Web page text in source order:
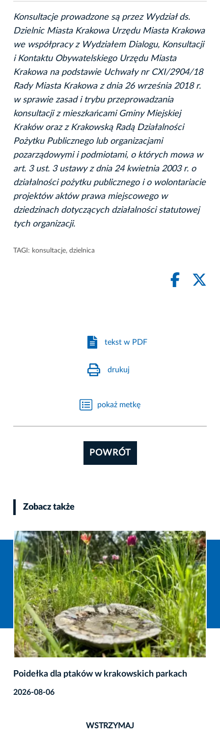
Konsultacje prowadzone są przez Wydział ds.
Dzielnic Miasta Krakowa Urzędu Miasta Krakowa
we współpracy z Wydziałem Dialogu, Konsultacji
i Kontaktu Obywatelskiego Urzędu Miasta
Krakowa na podstawie Uchwały nr CXI/2904/18
Rady Miasta Krakowa z dnia 26 września 2018 r.
w sprawie zasad i trybu przeprowadzania
konsultacji z mieszkańcami Gminy Miejskiej
Kraków oraz z Krakowską Radą Działalności
Pożytku Publicznego lub organizacjami
pozarządowymi i podmiotami, o których mowa w
art. 3 ust. 3 ustawy z dnia 24 kwietnia 2003 r. o
działalności pożytku publicznego i o wolontariacie
projektów aktów prawa miejscowego w
dziedzinach dotyczących działalności statutowej
tych organizacji.
TAGI: konsultacje, dzielnica
tekst w PDF
drukuj
pokaż metkę
POWRÓT
Zobacz także
Poidełka dla ptaków w krakowskich parkach
2026-08-06
WSTRZYMAJ